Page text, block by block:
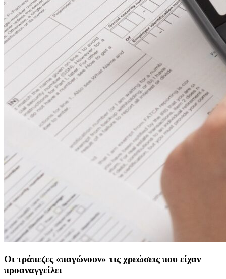
Οι τράπεζες «παγώνουν» τις χρεώσεις που είχαν
προαναγγείλει